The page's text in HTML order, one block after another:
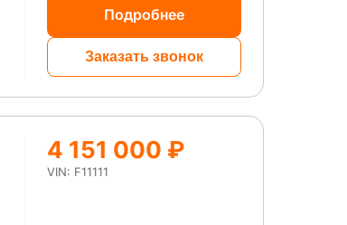
Подробнее
Заказать звонок
4 151 000 ₽
VIN: F11111